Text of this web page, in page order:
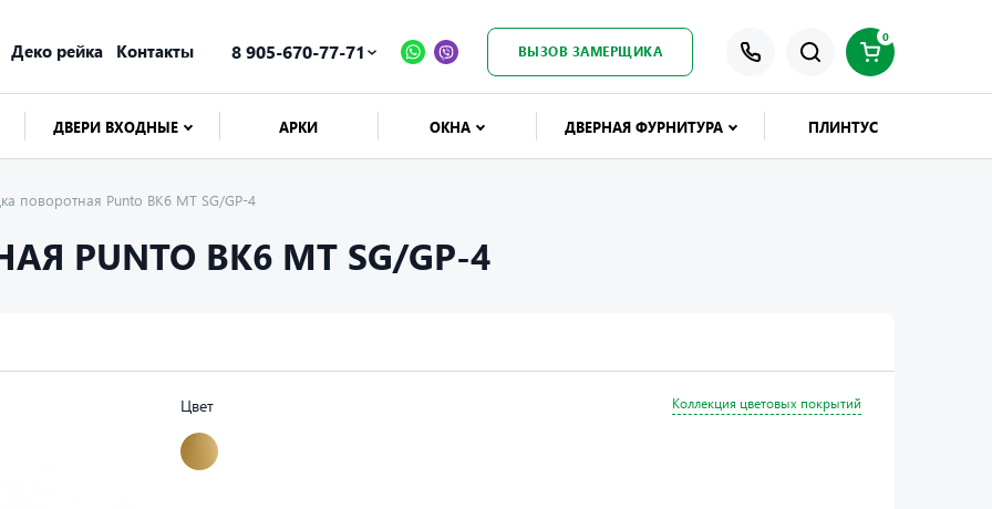
Деко рейка Контакты 8 905-670-77-71 ВЫЗОВ ЗАМЕРЩИКА
0
ДВЕРИ ВХОДНЫЕ АРКИ ОКНА ДВЕРНАЯ ФУРНИТУРА ПЛИНТУС
поворотная Punto BK6 MT SG/GP-4
PUNTO BK6 MT SG/GP-4
Цвет Коллекция цветовых покрытий